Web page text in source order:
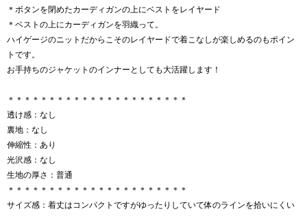
＊ボタンを閉めたカーディガンの上にベストをレイヤード
＊ベストの上にカーディガンを羽織って。
ハイゲージのニットだからこそのレイヤードで着こなしが楽しめるのもポイン
トです。
お手持ちのジャケットのインナーとしても大活躍します！
＊＊＊＊＊＊＊＊＊＊＊＊＊＊＊＊＊＊＊＊＊＊
透け感：なし
裏地：なし
伸縮性：あり
光沢感：なし
生地の厚さ：普通
＊＊＊＊＊＊＊＊＊＊＊＊＊＊＊＊＊＊＊＊＊＊
サイズ感：着丈はコンパクトですがゆったりしていて体のラインを拾いにくい